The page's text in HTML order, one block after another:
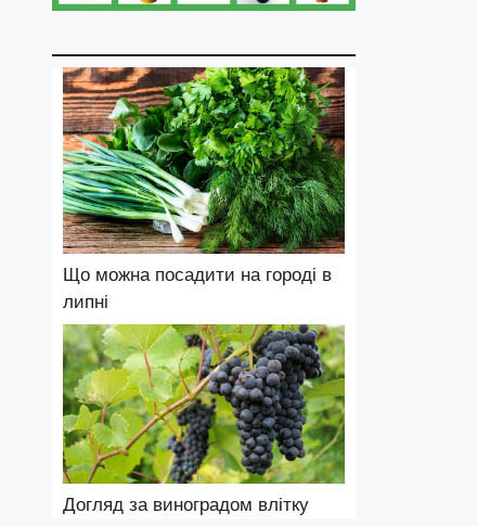
Що можна посадити на городі в
липні
Догляд за виноградом влітку